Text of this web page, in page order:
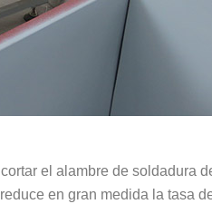
el alambre de soldadura
en gran medida la tasa